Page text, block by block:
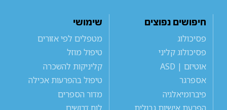
חיפושים נפוצים
פסיכולוג
פסיכולוג קליני
אוטיזם | ASD
אספרגר
פיברומיאלגיה
שימושי
מטפלים לפי אזורים
טיפול מוזל
קליניקות להשכרה
טיפול בהפרעות אכילה
מדור הספרים